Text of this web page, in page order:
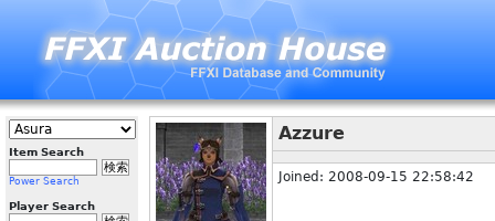
Item Search
Power Search
Player Search
Azzure
Joined: 2008-09-15 22:58:42